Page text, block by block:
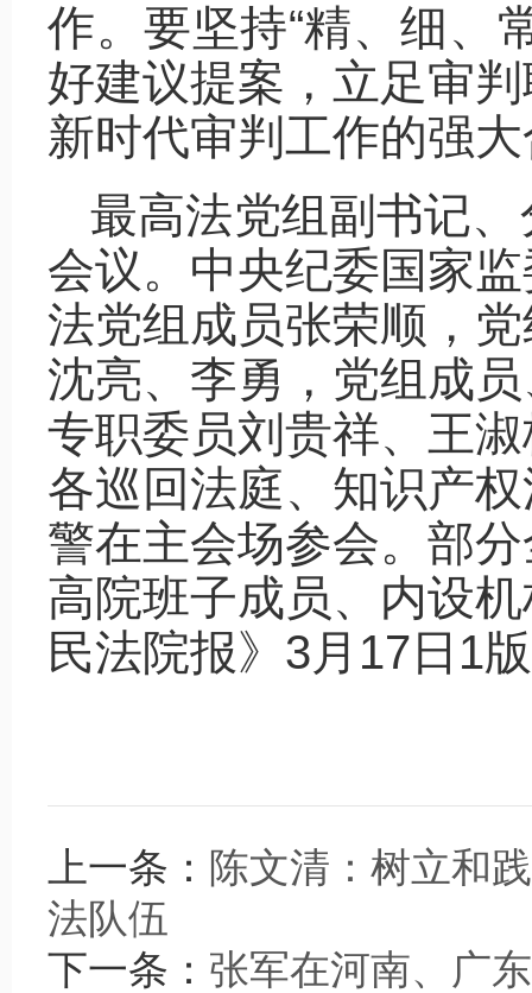
作。要坚持“精、细、
好建议提案，立足审
新时代审判工作的强
最高法党组副书记
会议。中央纪委国家
法党组成员张荣顺，
沈亮、李勇，党组成
专职委员刘贵祥、王
各巡回法庭、知识产
警在主会场参会。部
高院班子成员、内设
民法院报》3月17日1
上一条： 陈文清：树立和
法队伍
下一条： 张军在河南、广